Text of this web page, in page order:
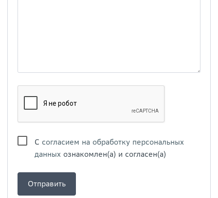
С согласием на обработку персональных
данных ознакомлен(а) и согласен(а)